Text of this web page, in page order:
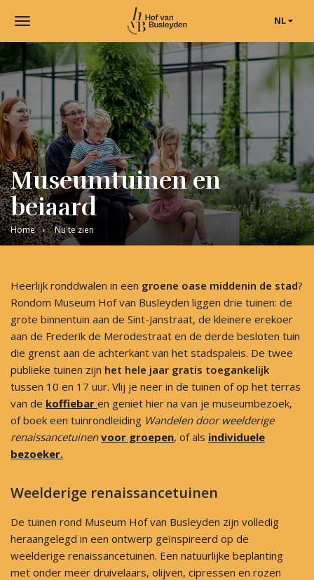
NL
Toggle
navigation
Museum
Hof
van
Busleyden
|
Museum
in
Mechelen
Museumtuinen en
beiaard
Home Nu te zien
Heerlijk ronddwalen in een groene oase middenin de stad?
Rondom Museum Hof van Busleyden liggen drie tuinen: de
grote binnentuin aan de Sint-Janstraat, de kleinere erekoer
aan de Frederik de Merodestraat en de derde besloten tuin
die grenst aan de achterkant van het stadspaleis. De twee
publieke tuinen zijn het hele jaar gratis toegankelijk
tussen 10 en 17 uur. Vlij je neer in de tuinen of op het terras
van de koffiebar en geniet hier na van je museumbezoek,
of boek een tuinrondleiding Wandelen door weelderige
renaissancetuinen voor groepen, of als individuele
bezoeker.
Weelderige renaissancetuinen
De tuinen rond Museum Hof van Busleyden zijn volledig
heraangelegd in een ontwerp geïnspireerd op de
weelderige renaissancetuinen. Een natuurlijke beplanting
met onder meer druivelaars, olijven, cipressen en rozen